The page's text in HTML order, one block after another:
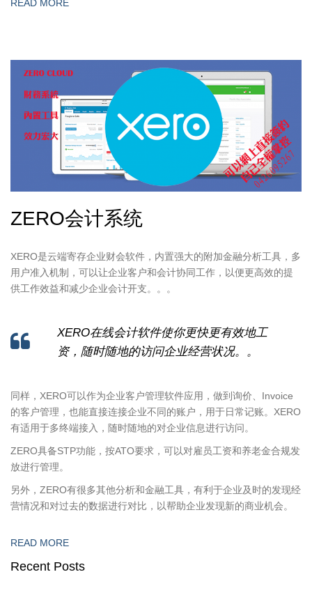
READ MORE
ZERO会计系统
XERO是云端寄存企业财会软件，内置强大的附加金融分析工具，多
用户准入机制，可以让企业客户和会计协同工作，以便更高效的提
供工作效益和减少企业会计开支。。。
XERO在线会计软件使你更快更有效地工
资，随时随地的访问企业经营状况。。
同样，XERO可以作为企业客户管理软件应用，做到询价、Invoice
的客户管理，也能直接连接企业不同的账户，用于日常记账。XERO
有适用于多终端接入，随时随地的对企业信息进行访问。
ZERO具备STP功能，按ATO要求，可以对雇员工资和养老金合规发
放进行管理。
另外，ZERO有很多其他分析和金融工具，有利于企业及时的发现经
营情况和对过去的数据进行对比，以帮助企业发现新的商业机会。
READ MORE
Recent Posts